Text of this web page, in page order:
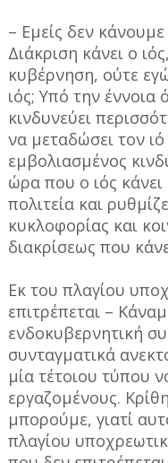
– Εμείς δεν
Διάκριση κάνει ο
κυβέρνηση, ούτε
ιός; Υπό την έννοια
κινδυνεύει
να μεταδώσει τον
εμβολιασμένος
ώρα που ο ιός κάνει
πολιτεία και
κυκλοφορίας και
διακρίσεως που
Εκ του πλαγίου
επιτρέπεται –
ενδοκυβερνητική
συνταγματικά
μία τέτοιου τύπου
εργαζομένους.
μπορούμε, γιατί
πλαγίου